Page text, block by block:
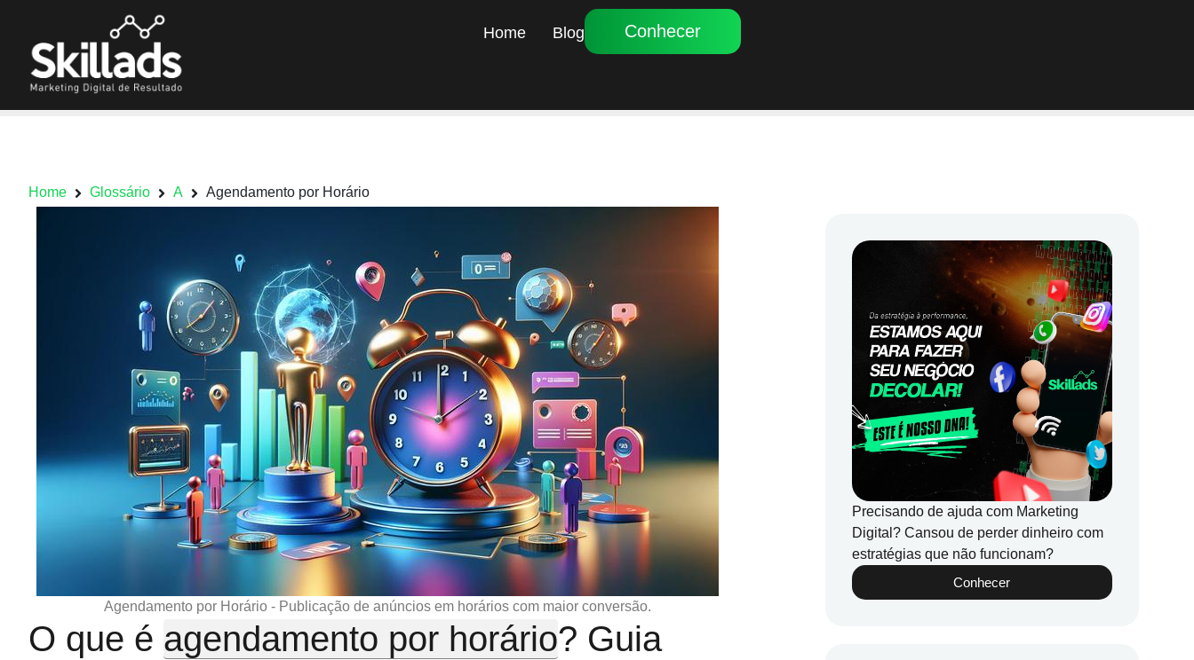
Home Blog Conhecer
Home Glossário A Agendamento por Horário
Agendamento por Horário - Publicação de anúncios em horários com maior conversão.
O que é agendamento por horário? Guia
Precisando de ajuda com Marketing
Digital? Cansou de perder dinheiro com
estratégias que não funcionam?
Conhecer